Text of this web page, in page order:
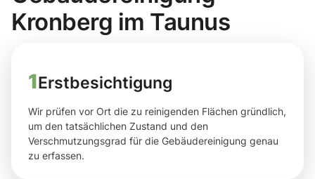
Kronberg im Taunus
1Erstbesichtigung
Wir prüfen vor Ort die zu reinigenden Flächen gründlich,
um den tatsächlichen Zustand und den
Verschmutzungsgrad für die Gebäudereinigung genau
zu erfassen.